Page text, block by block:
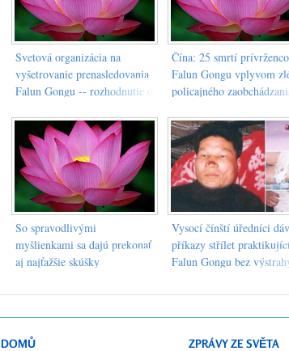
Svetová organizácia na
vyšetrovanie prenasledovania
Falun Gongu -- rozhodnutie o
na vyšetrenie zločinov
zabíjania praktizujúcich Falun
Gongu
Čína: 25 smrtí
Falun Gongu vplyvom
policajného
So spravodlivými
myšlienkami sa dajú prekonať
aj najťažšie skúšky
Vysocí čínští úředníci
příkazy střílet
Falun Gongu bez
DOMŮ
ZPRÁVY ZE SVĚTA